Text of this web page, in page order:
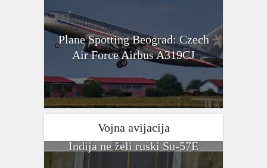
Plane Spotting Beograd: Czech
Air Force Airbus A319CJ
Vojna avijacija
Indija ne želi ruski Su-57E